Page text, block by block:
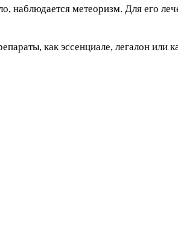
наблюдается метеоризм. Для его
как эссенциале, легалон или